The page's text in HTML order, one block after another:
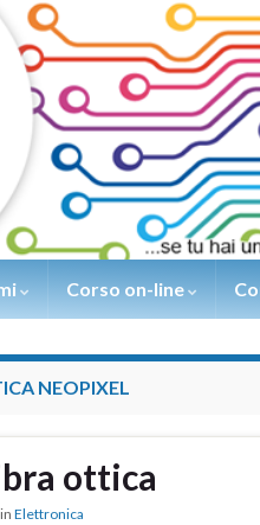
Corso on-line
NEOPIXEL
ottica
in Elettronica